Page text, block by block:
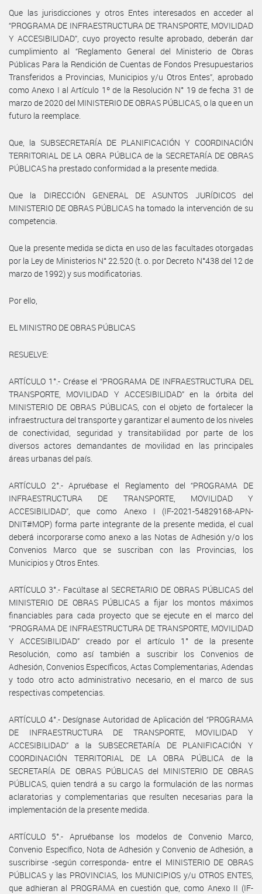
Que las jurisdicciones y otros Entes interesados en acceder al
“PROGRAMA DE INFRAESTRUCTURA DE TRANSPORTE, MOVILIDAD
Y ACCESIBILIDAD”, cuyo proyecto resulte aprobado, deberán dar
cumplimiento al “Reglamento General del Ministerio de Obras
Públicas Para la Rendición de Cuentas de Fondos Presupuestarios
Transferidos a Provincias, Municipios y/u Otros Entes”, aprobado
como Anexo I al Artículo 1º de la Resolución N° 19 de fecha 31 de
marzo de 2020 del MINISTERIO DE OBRAS PÚBLICAS, o la que en un
futuro la reemplace.
Que, la SUBSECRETARÍA DE PLANIFICACIÓN Y COORDINACIÓN
TERRITORIAL DE LA OBRA PÚBLICA de la SECRETARÍA DE OBRAS
PÚBLICAS ha prestado conformidad a la presente medida.
Que la DIRECCIÓN GENERAL DE ASUNTOS JURÍDICOS del
MINISTERIO DE OBRAS PÚBLICAS ha tomado la intervención de su
competencia.
Que la presente medida se dicta en uso de las facultades otorgadas
por la Ley de Ministerios N° 22.520 (t. o. por Decreto N°438 del 12 de
marzo de 1992) y sus modificatorias.
Por ello,
EL MINISTRO DE OBRAS PÚBLICAS
RESUELVE:
ARTÍCULO 1°.- Créase el “PROGRAMA DE INFRAESTRUCTURA DEL
TRANSPORTE, MOVILIDAD Y ACCESIBILIDAD” en la órbita del
MINISTERIO DE OBRAS PÚBLICAS, con el objeto de fortalecer la
infraestructura del transporte y garantizar el aumento de los niveles
de conectividad, seguridad y transitabilidad por parte de los
diversos actores demandantes de movilidad en las principales
áreas urbanas del país.
ARTÍCULO 2°.- Apruébase el Reglamento del “PROGRAMA DE
INFRAESTRUCTURA DE TRANSPORTE, MOVILIDAD Y
ACCESIBILIDAD”, que como Anexo I (IF-2021-54829168-APN-
DNIT#MOP) forma parte integrante de la presente medida, el cual
deberá incorporarse como anexo a las Notas de Adhesión y/o los
Convenios Marco que se suscriban con las Provincias, los
Municipios y Otros Entes.
ARTÍCULO 3°.- Facúltase al SECRETARIO DE OBRAS PÚBLICAS del
MINISTERIO DE OBRAS PÚBLICAS a fijar los montos máximos
financiables para cada proyecto que se ejecute en el marco del
“PROGRAMA DE INFRAESTRUCTURA DE TRANSPORTE, MOVILIDAD
Y ACCESIBILIDAD” creado por el artículo 1° de la presente
Resolución, como así también a suscribir los Convenios de
Adhesión, Convenios Específicos, Actas Complementarias, Adendas
y todo otro acto administrativo necesario, en el marco de sus
respectivas competencias.
ARTÍCULO 4°.- Desígnase Autoridad de Aplicación del “PROGRAMA
DE INFRAESTRUCTURA DE TRANSPORTE, MOVILIDAD Y
ACCESIBILIDAD” a la SUBSECRETARÍA DE PLANIFICACIÓN Y
COORDINACIÓN TERRITORIAL DE LA OBRA PÚBLICA de la
SECRETARÍA DE OBRAS PÚBLICAS del MINISTERIO DE OBRAS
PÚBLICAS, quien tendrá a su cargo la formulación de las normas
aclaratorias y complementarias que resulten necesarias para la
implementación de la presente medida.
ARTÍCULO 5°.- Apruébanse los modelos de Convenio Marco,
Convenio Específico, Nota de Adhesión y Convenio de Adhesión, a
suscribirse -según corresponda- entre el MINISTERIO DE OBRAS
PÚBLICAS y las PROVINCIAS, los MUNICIPIOS y/u OTROS ENTES,
que adhieran al PROGRAMA en cuestión que, como Anexo II (IF-